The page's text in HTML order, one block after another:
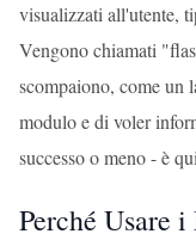
visualizzati all'utente,
Vengono chiamati
scompaiono, come un
modulo e di voler
successo o meno - è
Perché Usare